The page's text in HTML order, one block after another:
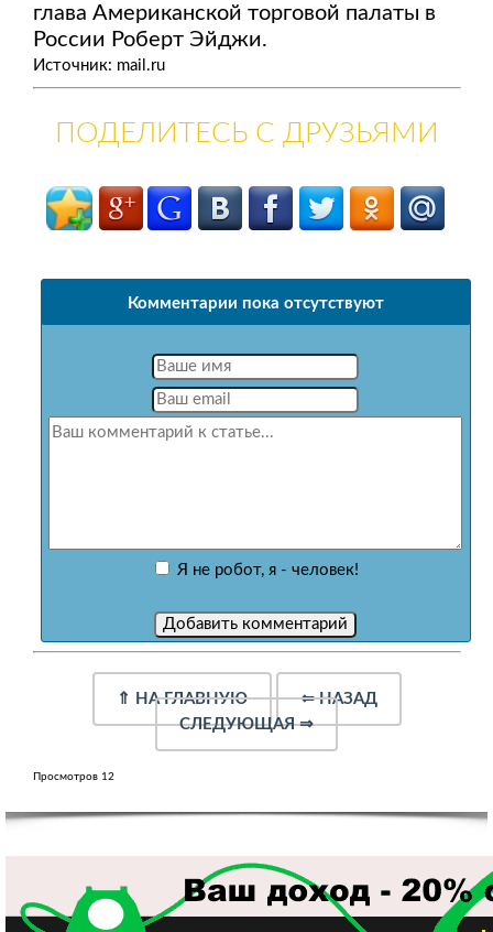
глава Американской торговой палаты в
России Роберт Эйджи.
Источник: mail.ru
ПОДЕЛИТЕСЬ С ДРУЗЬЯМИ
Комментарии пока отсутствуют
Я не робот, я - человек!
⇑ НА ГЛАВНУЮ ⇐НАЗАД
СЛЕДУЮЩАЯ⇒
Просмотров 12